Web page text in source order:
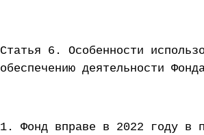
Статья 6. Особенности
обеспечению деятельности
1. Фонд вправе в 2022 году в